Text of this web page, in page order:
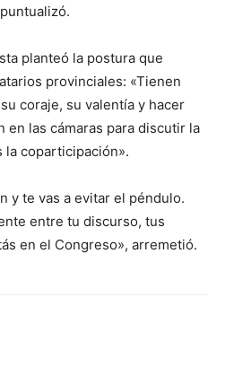
planteó la postura que
provinciales: «Tienen
coraje, su valentía y hacer
en las cámaras para discutir la
coparticipación».
y te vas a evitar el péndulo.
entre tu discurso, tus
en el Congreso», arremetió.